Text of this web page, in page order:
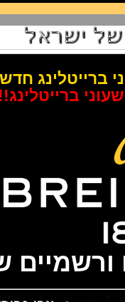
חדשים
ברייטלינג!!!
של